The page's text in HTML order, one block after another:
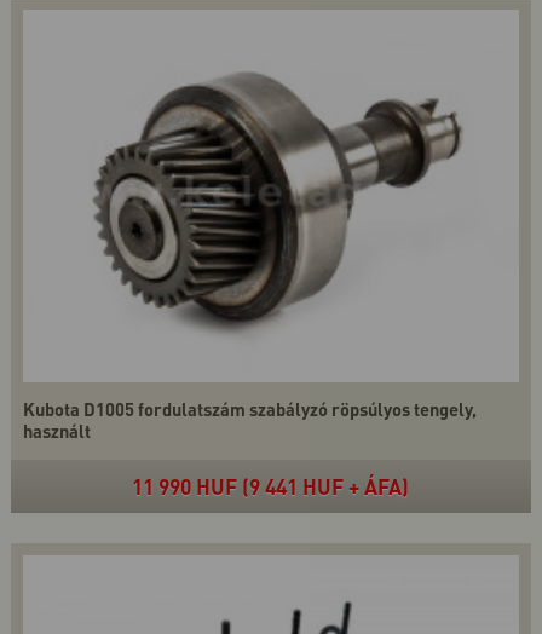
Kubota D1005 fordulatszám szabályzó röpsúlyos tengely,
használt
11 990 HUF (9 441 HUF + ÁFA)